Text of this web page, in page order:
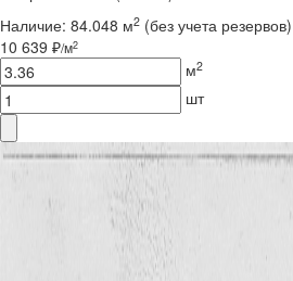
Наличие: 84.048 м2 (без учета резервов)
10 639 ₽/м2
м2
шт